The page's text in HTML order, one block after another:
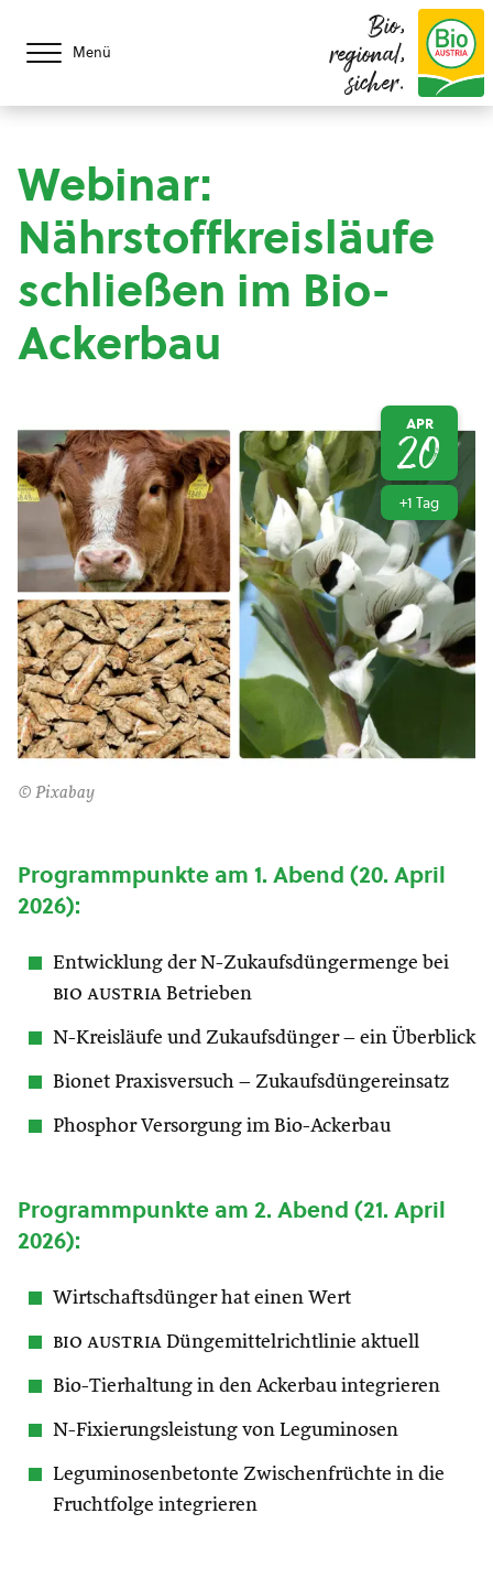
Menü
Bio,
regional,
sicher.
Webinar:
Nährstoffkreisläufe
schließen im Bio-
Ackerbau
© Pixabay
APR
20
+1 Tag
Programmpunkte am 1. Abend (20. April
2026):
Entwicklung der N-Zukaufsdüngermenge bei
bio austria Betrieben
N-Kreisläufe und Zukaufsdünger – ein Überblick
Bionet Praxisversuch – Zukaufsdüngereinsatz
Phosphor Versorgung im Bio-Ackerbau
Programmpunkte am 2. Abend (21. April
2026):
Wirtschaftsdünger hat einen Wert
bio austria Düngemittelrichtlinie aktuell
Bio-Tierhaltung in den Ackerbau integrieren
N-Fixierungsleistung von Leguminosen
Leguminosenbetonte Zwischenfrüchte in die
Fruchtfolge integrieren